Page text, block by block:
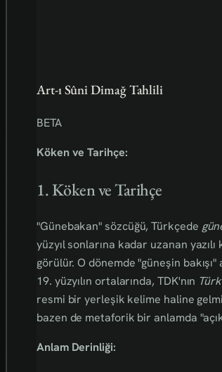
Art-ı Sûni Dimağ Tahlili
BETA
Köken ve Tarihçe:
1. Köken ve Tarihçe
"Günebakan" sözcüğü, Türkçede
yüzyıl sonlarına kadar uzanan
görülür. O dönemde "güneşin
19. yüzyılın ortalarında, TDK'nın
resmi bir yerleşik kelime haline
bazen de metaforik bir anlamda
Anlam Derinliği: